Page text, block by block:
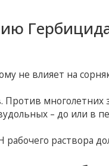
не влияет на
– до или в
раствора